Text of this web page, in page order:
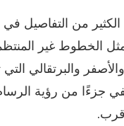
من التفاصيل في
مثل الخطوط غير
والبرتقالي
جزءًا من رؤية